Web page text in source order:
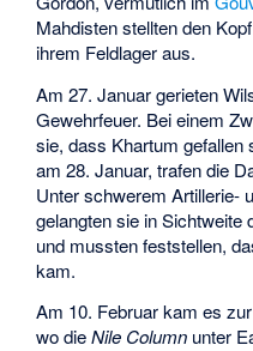
Mahdisten stellten den
ihrem Feldlager aus.
Am 27. Januar gerieten
Gewehrfeuer. Bei einem
sie, dass Khartum gefallen
am 28. Januar, trafen die
Unter schwerem Artillerie-
gelangten sie in Sichtweite
und mussten feststellen,
kam.
Am 10. Februar kam es
wo dieNile Column unter